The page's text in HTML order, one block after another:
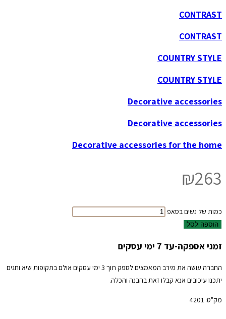
CONTRAST
CONTRAST
COUNTRY STYLE
COUNTRY STYLE
Decorative accessories
Decorative accessories
Decorative accessories for the home
₪263
כמות של נשים בסאפ
הוספה לסל
זמני אספקה-עד 7 ימי עסקים
החברה עושה את מירב המאמצים לספק תוך 3 ימי עסקים אולם בתקופות שיא וחגים
יתכנו עיכובים אנא קבלו זאת בהבנה והכלה.
מק"ט: 4201